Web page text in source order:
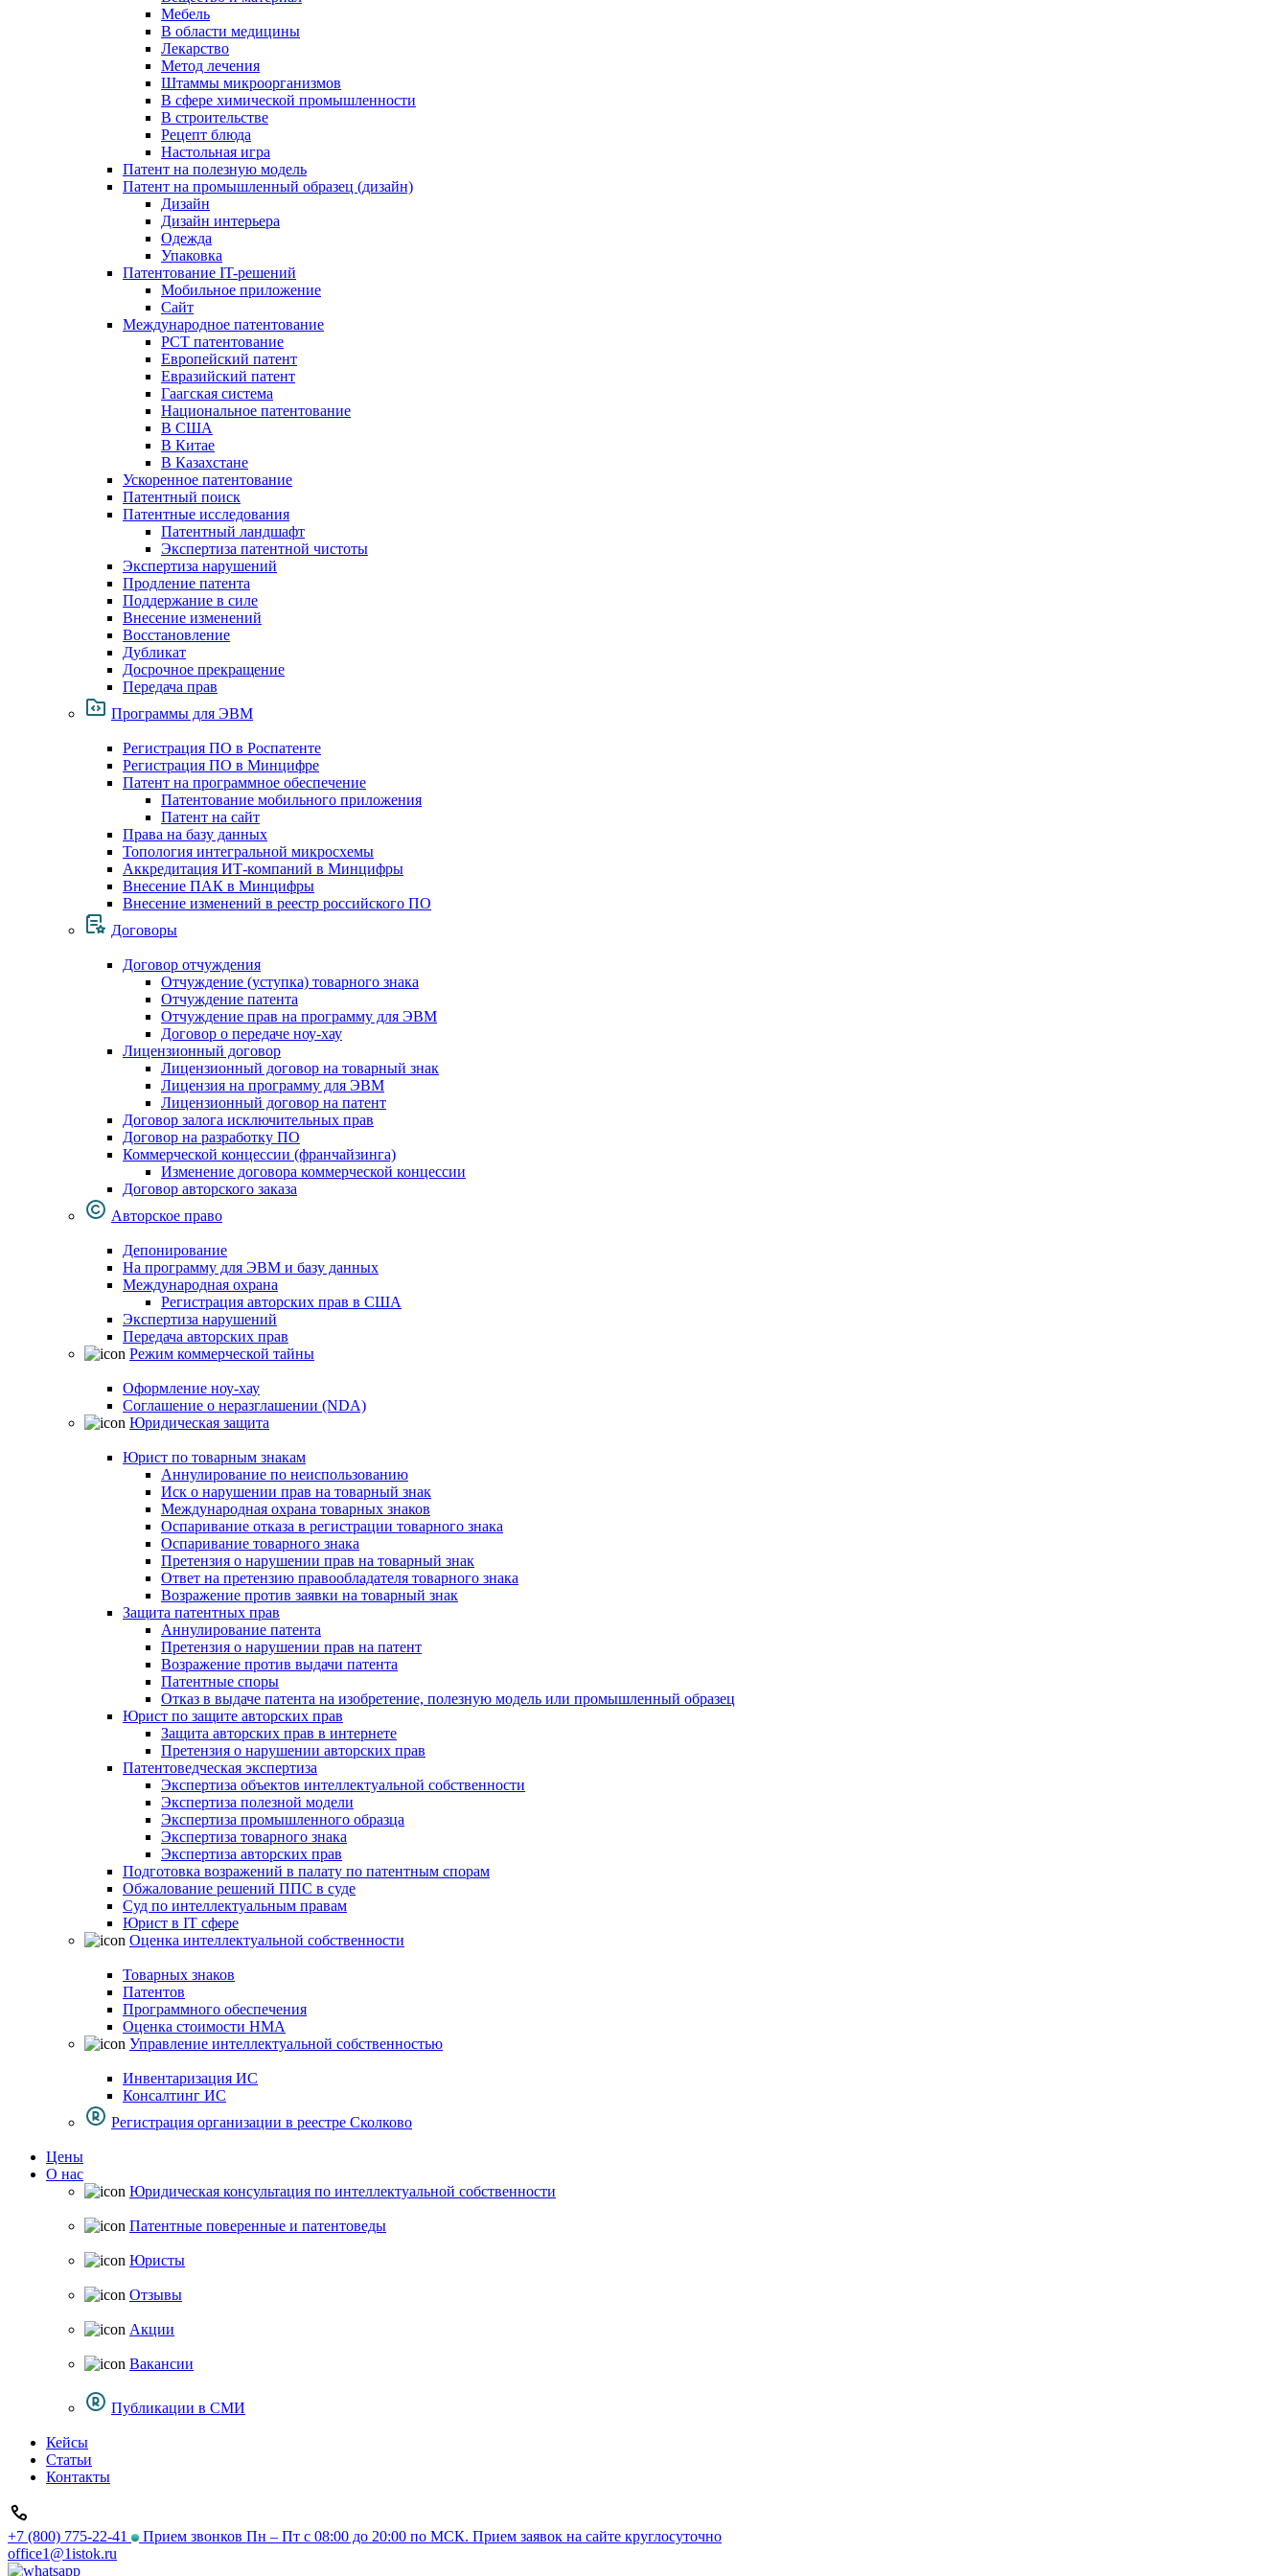
Мебель
В области медицины
Лекарство
Метод лечения
Штаммы микроорганизмов
В сфере химической промышленности
В строительстве
Рецепт блюда
Настольная игра
Патент на полезную модель
Патент на промышленный образец (дизайн)
Дизайн
Дизайн интерьера
Одежда
Упаковка
Патентование IT-решений
Мобильное приложение
Сайт
Международное патентование
PCT патентование
Европейский патент
Евразийский патент
Гаагская система
Национальное патентование
В США
В Китае
В Казахстане
Ускоренное патентование
Патентный поиск
Патентные исследования
Патентный ландшафт
Экспертиза патентной чистоты
Экспертиза нарушений
Продление патента
Поддержание в силе
Внесение изменений
Восстановление
Дубликат
Досрочное прекращение
Передача прав
Программы для ЭВМ
Регистрация ПО в Роспатенте
Регистрация ПО в Минцифре
Патент на программное обеспечение
Патентование мобильного приложения
Патент на сайт
Права на базу данных
Топология интегральной микросхемы
Аккредитация ИТ-компаний в Минцифры
Внесение ПАК в Минцифры
Внесение изменений в реестр российского ПО
Договоры
Договор отчуждения
Отчуждение (уступка) товарного знака
Отчуждение патента
Отчуждение прав на программу для ЭВМ
Договор о передаче ноу-хау
Лицензионный договор
Лицензионный договор на товарный знак
Лицензия на программу для ЭВМ
Лицензионный договор на патент
Договор залога исключительных прав
Договор на разработку ПО
Коммерческой концессии (франчайзинга)
Изменение договора коммерческой концессии
Договор авторского заказа
Авторское право
Депонирование
На программу для ЭВМ и базу данных
Международная охрана
Регистрация авторских прав в США
Экспертиза нарушений
Передача авторских прав
Режим коммерческой тайны
Оформление ноу-хау
Соглашение о неразглашении (NDA)
Юридическая защита
Юрист по товарным знакам
Аннулирование по неиспользованию
Иск о нарушении прав на товарный знак
Международная охрана товарных знаков
Оспаривание отказа в регистрации товарного знака
Оспаривание товарного знака
Претензия о нарушении прав на товарный знак
Ответ на претензию правообладателя товарного знака
Возражение против заявки на товарный знак
Защита патентных прав
Аннулирование патента
Претензия о нарушении прав на патент
Возражение против выдачи патента
Патентные споры
Отказ в выдаче патента на изобретение, полезную модель или промышленный образец
Юрист по защите авторских прав
Защита авторских прав в интернете
Претензия о нарушении авторских прав
Патентоведческая экспертиза
Экспертиза объектов интеллектуальной собственности
Экспертиза полезной модели
Экспертиза промышленного образца
Экспертиза товарного знака
Экспертиза авторских прав
Подготовка возражений в палату по патентным спорам
Обжалование решений ППС в суде
Суд по интеллектуальным правам
Юрист в IT сфере
Оценка интеллектуальной собственности
Товарных знаков
Патентов
Программного обеспечения
Оценка стоимости НМА
Управление интеллектуальной собственностью
Инвентаризация ИС
Консалтинг ИС
Регистрация организации в реестре Сколково
Цены
О нас
Юридическая консультация по интеллектуальной собственности
Патентные поверенные и патентоведы
Юристы
Отзывы
Акции
Вакансии
Публикации в СМИ
Кейсы
Статьи
Контакты
+7 (800) 775-22-41
Прием звонков Пн – Пт с 08:00 до 20:00 по МСК. Прием заявок на сайте круглосуточно
office1@1istok.ru